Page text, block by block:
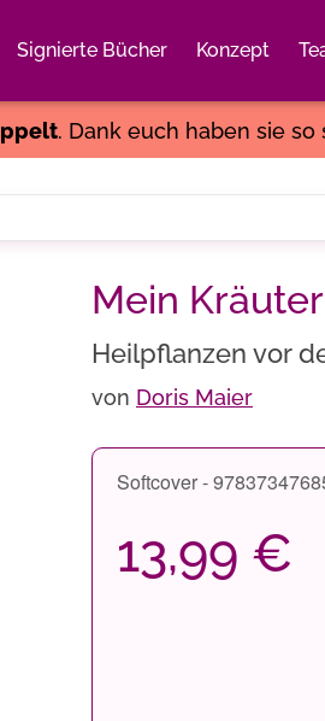
Signierte Bücher Konzept
. Dank euch haben sie so
Mein
Heilpflanzen vor
von Doris Maier
Softcover -
13,99 €